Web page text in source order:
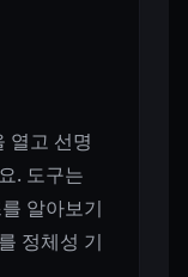
열고 선명
. 도구는
알아보기
정체성 기